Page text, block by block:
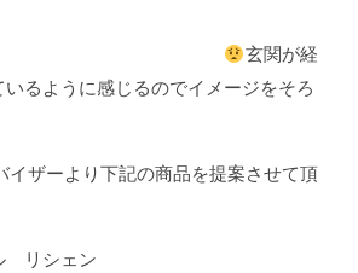
？】
玄関が経
るように感じるのでイメージをそろ
イザーより下記の商品を提案させて頂
リシェン